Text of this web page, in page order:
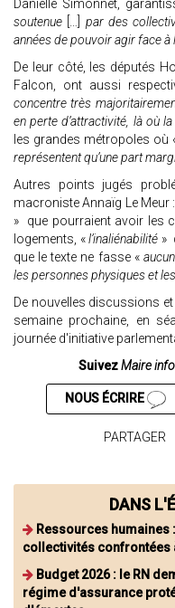
Danielle Simonnet,
soutenue […] par des
années de pouvoir agir face
De leur côté, les députés
Falcon, ont aussi
concentre très
en perte d’attractivité, là où
les grandes métropoles où
représentent qu’une part
Autres points jugés
macroniste Annaïg Le Meur :
» que pourraient avoir les
logements, «l’inaliénabilité »
que le texte ne fasse «
les personnes physiques et
De nouvelles discussions
semaine prochaine, en
journée d'initiative
SuivezMaire info
NOUS ÉCRIRE
PARTAGER
DANS
Ressources humaines
collectivités confrontées
Budget 2026 : le RN
régime d'assurance